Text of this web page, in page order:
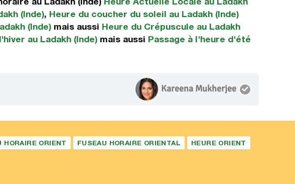
(Inde), Heure du coucher du soleil au Ladakh (Inde)
(Inde) mais aussi Heure du Crépuscule au Ladakh
au Ladakh (Inde) mais aussi Passage à l'heure d'été
Kareena Mukherjee
HORAIRE ORIENT FUSEAU HORAIRE ORIENTAL HEURE ORIENT